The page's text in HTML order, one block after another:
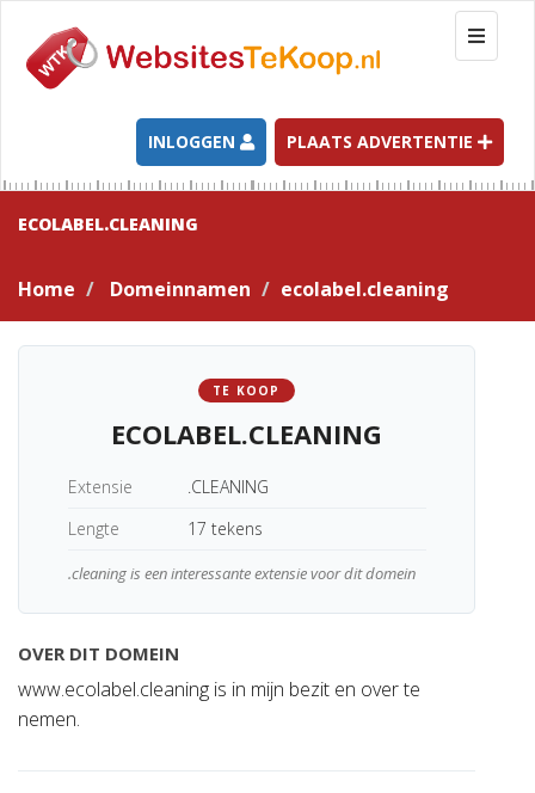
T
o
g
l
e
n
a
t
INLOGGEN PLAATS ADVERTENTIE
ECOLABEL.CLEANING
Home Domeinnamen ecolabel.cleaning
TE KOOP
ECOLABEL.CLEANING
Extensie
.CLEANING
Lengte
17 tekens
.cleaning is een interessante extensie voor dit domein
OVER DIT DOMEIN
www.ecolabel.cleaning is in mijn bezit en over te
nemen.